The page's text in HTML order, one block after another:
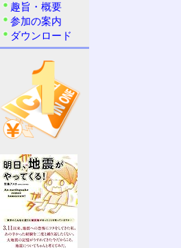
趣旨・概要
参加の案内
ダウンロード